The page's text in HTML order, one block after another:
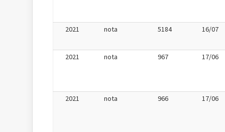
2021 nota 5184 16/07
2021 nota 967 17/06
2021 nota 966 17/06